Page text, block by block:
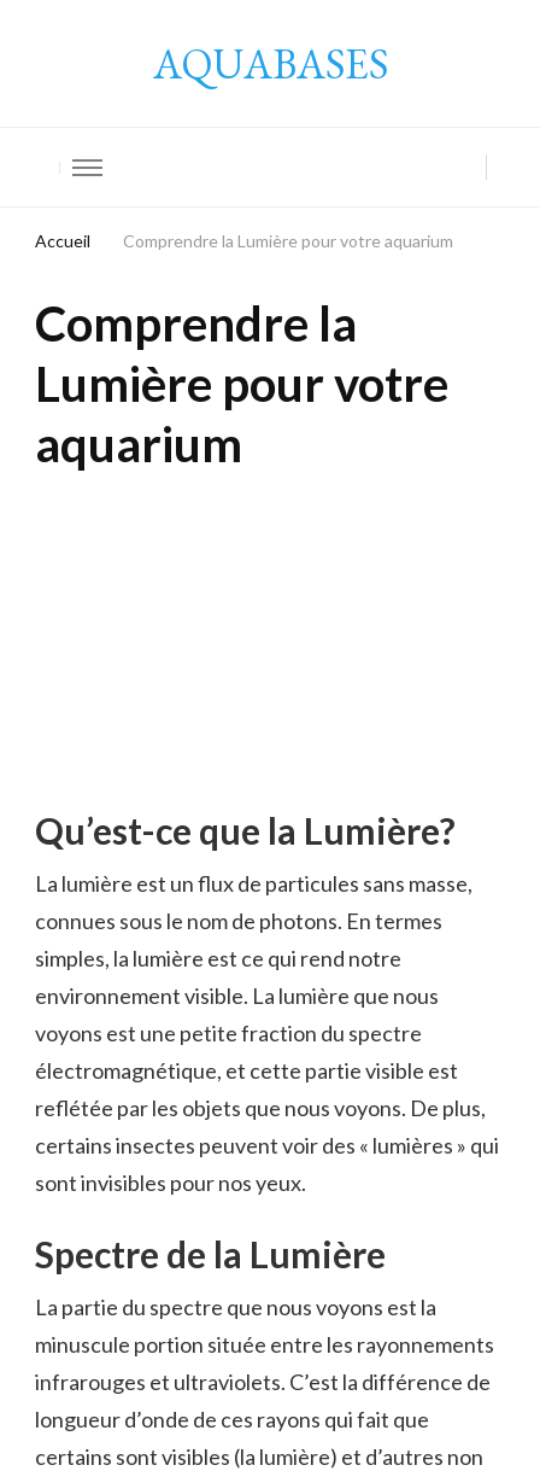
AQUABASES
Accueil Comprendre la Lumière pour votre aquarium
Comprendre la
Lumière pour votre
aquarium
Qu’est-ce que la Lumière?
La lumière est un flux de particules sans masse,
connues sous le nom de photons. En termes
simples, la lumière est ce qui rend notre
environnement visible. La lumière que nous
voyons est une petite fraction du spectre
électromagnétique, et cette partie visible est
reflétée par les objets que nous voyons. De plus,
certains insectes peuvent voir des « lumières » qui
sont invisibles pour nos yeux.
Spectre de la Lumière
La partie du spectre que nous voyons est la
minuscule portion située entre les rayonnements
infrarouges et ultraviolets. C’est la différence de
longueur d’onde de ces rayons qui fait que
certains sont visibles (la lumière) et d’autres non